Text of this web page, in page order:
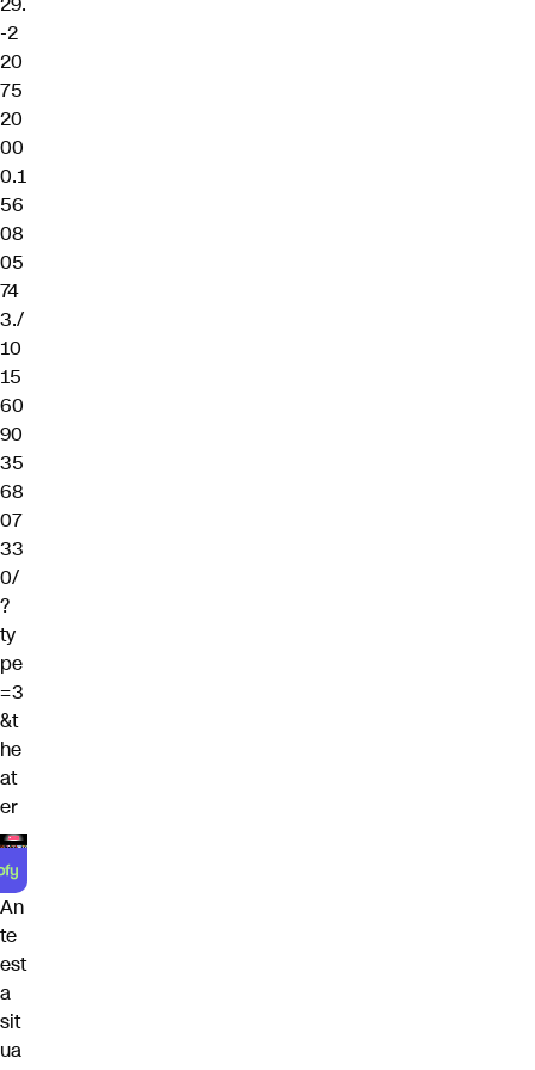
-2
20
75
20
00
0.1
56
08
05
74
3./
10
15
60
90
35
68
07
33
0/
?
ty
pe
=3
&t
he
at
er
An
te
est
a
sit
ua